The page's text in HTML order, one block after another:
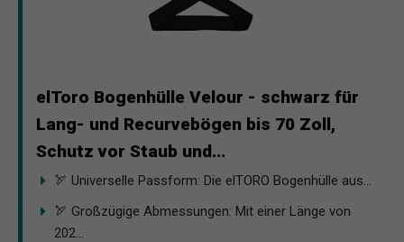
elToro Bogenhülle Velour - schwarz für
Lang- und Recurvebögen bis 70 Zoll,
Schutz vor Staub und...
🏹 Universelle Passform: Die elTORO Bogenhülle aus...
🏹 Großzügige Abmessungen: Mit einer Länge von
202...